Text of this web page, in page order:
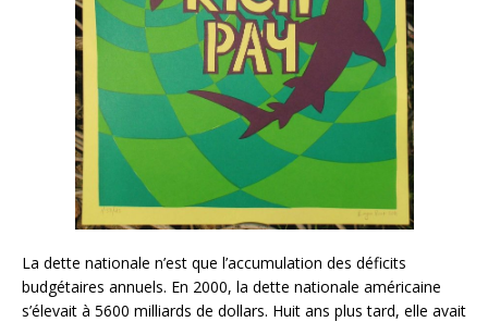
La dette nationale n’est que l’accumulation des déficits
budgétaires annuels. En 2000, la dette nationale américaine
s’élevait à 5600 milliards de dollars. Huit ans plus tard, elle avait